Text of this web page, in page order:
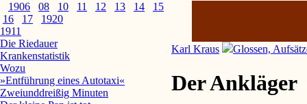
Karl Kraus Glossen,
Der Ankläger
1906 08 10 11 12 13 14
15
16
17
1920
1911
Die Riedauer
Krankenstatistik
Wozu
»Entführung eines Autotaxi«
Zweiunddreißig Minuten